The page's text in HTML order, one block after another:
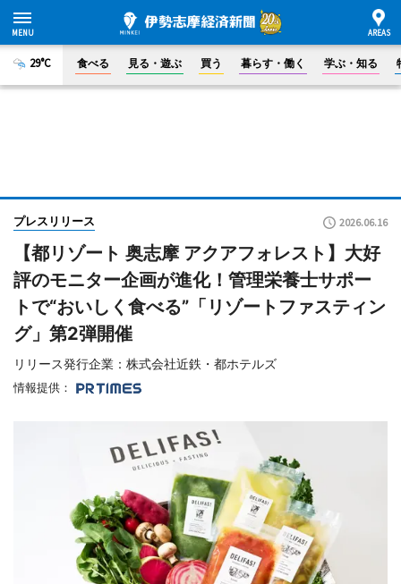
29°C 食べる 見る・遊ぶ 買う 暮らす・働く 学ぶ・知る
プレスリリース 2026.06.16
【都リゾート 奥志摩 アクアフォレスト】大好
評のモニター企画が進化！管理栄養士サポー
トで“おいしく食べる”「リゾートファスティン
グ」第2弾開催
リリース発行企業：株式会社近鉄・都ホテルズ
情報提供：